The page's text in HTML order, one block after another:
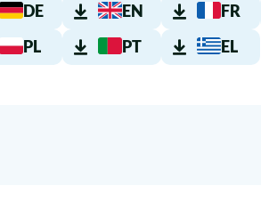
DE EN FR
PL
PT EL